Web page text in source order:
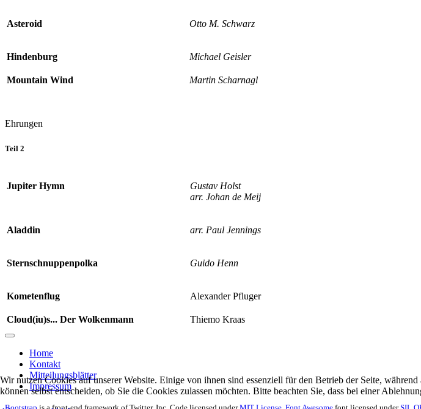
Asteroid Otto M. Schwarz
Hindenburg Michael Geisler
Mountain Wind Martin Scharnagl
Ehrungen
Teil 2
Jupiter Hymn
Gustav Holst
arr. Johan de Meij
Aladdin arr. Paul Jennings
Sternschnuppenpolka Guido Henn
Kometenflug Alexander Pfluger
Cloud(iu)s... Der Wolkenmann Thiemo Kraas
Home
Kontakt
Mitteilungsblätter
Impressum
Wir nutzen Cookies auf unserer Website. Einige von ihnen sind essenziell für den Betrieb der Seite,
können selbst entscheiden, ob Sie die Cookies zulassen möchten. Bitte beachten Sie, dass bei einer